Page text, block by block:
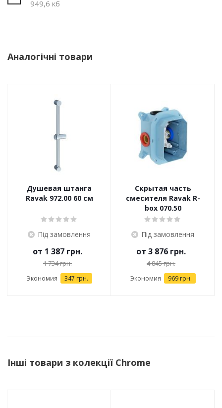
949,6 кб
Аналогічні товари
Душевая штанга
Ravak 972.00 60 см
Під замовлення
от 1 387 грн.
1 734 грн.
Экономия 347 грн.
Скрытая часть
смесителя Ravak R-
box 070.50
Під замовлення
от 3 876 грн.
4 845 грн.
Экономия 969 грн.
Інші товари з колекції Chrome